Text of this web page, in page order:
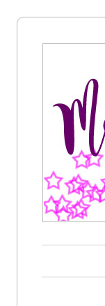
Menu
Aller au